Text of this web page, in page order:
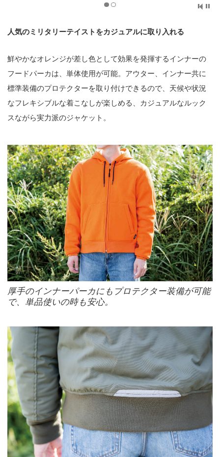
人気のミリタリーテイストをカジュアルに取り入れる
鮮やかなオレンジが差し色として効果を発揮するインナーの
フードパーカは、単体使用が可能。アウター、インナー共に
標準装備のプロテクターを取り付けできるので、天候や状況
なフレキシブルな着こなしが楽しめる、カジュアルなルック
スながら実力派のジャケット。
厚手のインナーパーカにもプロテクター装備が可能
で、単品使いの時も安心。